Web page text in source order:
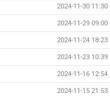
2024-11-30 11:30
2024-11-29 09:00
2024-11-24 18:23
2024-11-23 10:39
2024-11-16 12:54
2024-11-15 21:53